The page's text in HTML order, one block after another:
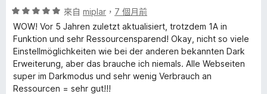
分
5
分
分
，
滿
分
5
分
評
價
5
分
，
滿
分
來自 miplar ， 7 個月前
WOW! Vor 5 Jahren zuletzt aktualisiert, trotzdem 1A in
Funktion und sehr Ressourcensparend! Okay, nicht so viele
Einstellmöglichkeiten wie bei der anderen bekannten Dark
Erweiterung, aber das brauche ich niemals. Alle Webseiten
super im Darkmodus und sehr wenig Verbrauch an
Ressourcen = sehr gut!!!